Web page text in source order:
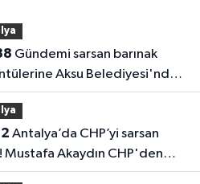
Aksu Belediyesi'nden
Mustafa Akaydın CHP'den
etti